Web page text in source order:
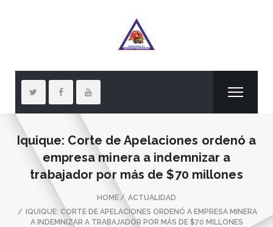
Iquique: Corte de Apelaciones ordenó a
empresa minera a indemnizar a
trabajador por más de $70 millones
HOME
ACTUALIDAD
IQUIQUE: CORTE DE APELACIONES ORDENÓ A EMPRESA MINERA
A INDEMNIZAR A TRABAJADOR POR MÁS DE $70 MILLONES